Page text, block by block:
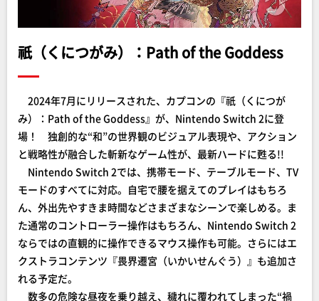
祇（くにつがみ）：Path of the Goddess
2024年7月にリリースされた、カプコンの『祇（くにつが
み）：Path of the Goddess』が、Nintendo Switch 2に登
場！ 独創的な“和”の世界観のビジュアル表現や、アクション
と戦略性が融合した斬新なゲーム性が、最新ハードに甦る!!
Nintendo Switch 2では、携帯モード、テーブルモード、TV
モードのすべてに対応。自宅で腰を据えてのプレイはもちろ
ん、外出先やすきま時間などさまざまなシーンで楽しめる。ま
た通常のコントローラー操作はもちろん、Nintendo Switch 2
ならではの直観的に操作できるマウス操作も可能。さらにはエ
クストラコンテンツ『畏界遷宮（いかいせんぐう）』も追加さ
れる予定だ。
数多の危険な昼夜を乗り越え、穢れに覆われてしまった“禍